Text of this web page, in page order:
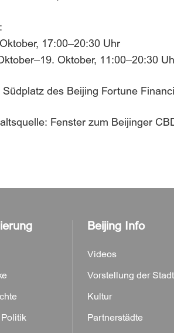
17:00–20:30 Uhr
Oktober, 11:00–20:30
des Beijing Fortune
Fenster zum Beijinger
Beijing Info
Videos
Vorstellung der Stadt
Kultur
Partnerstädte